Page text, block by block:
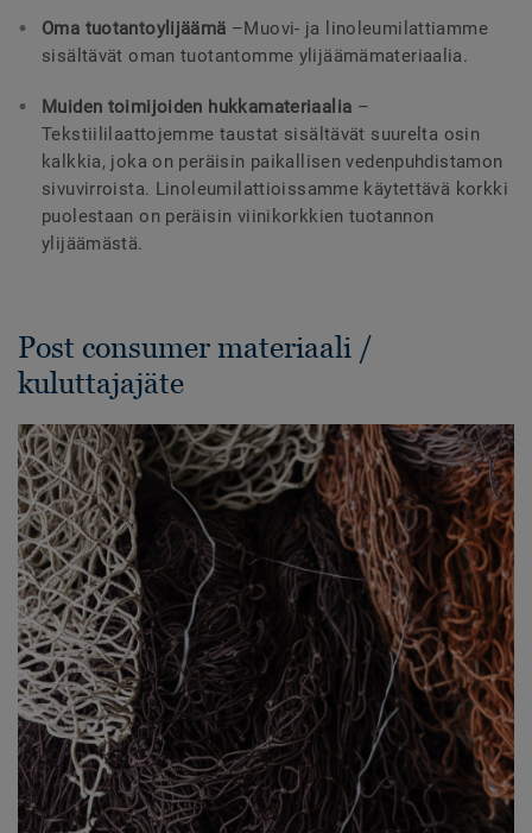
Oma tuotantoylijäämä –Muovi- ja linoleumilattiamme
sisältävät oman tuotantomme ylijäämämateriaalia.
Muiden toimijoiden hukkamateriaalia –
Tekstiililaattojemme taustat sisältävät suurelta osin
kalkkia, joka on peräisin paikallisen vedenpuhdistamon
sivuvirroista. Linoleumilattioissamme käytettävä korkki
puolestaan on peräisin viinikorkkien tuotannon
ylijäämästä.
Post consumer materiaali /
kuluttajajäte